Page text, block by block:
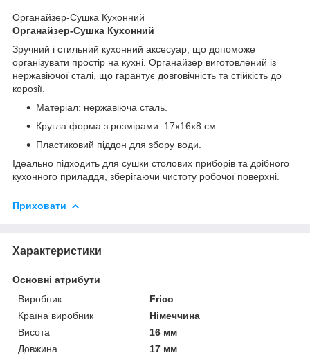
Органайзер-Сушка Кухонний
Органайзер-Сушка Кухонний
Зручний і стильний кухонний аксесуар, що допоможе
організувати простір на кухні. Органайзер виготовлений із
нержавіючої сталі, що гарантує довговічність та стійкість до
корозії.
Матеріал: нержавіюча сталь.
Кругла форма з розмірами: 17x16x8 см.
Пластиковий піддон для збору води.
Ідеально підходить для сушки столових приборів та дрібного
кухонного приладдя, зберігаючи чистоту робочої поверхні.
Приховати
Характеристики
Основні атрибути
Виробник
Frico
Країна виробник
Німеччина
Висота
16 мм
Довжина
17 мм